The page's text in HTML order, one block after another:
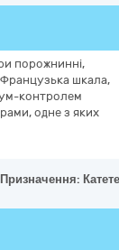
порожнинні,
шкала,
контролем
одне з яких
Призначення: